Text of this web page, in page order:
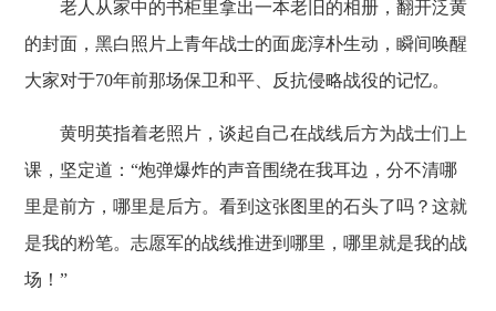
老人从家中的书柜里拿出一本老旧的相册，翻开泛黄
的封面，黑白照片上青年战士的面庞淳朴生动，瞬间唤醒
大家对于70年前那场保卫和平、反抗侵略战役的记忆。
黄明英指着老照片，谈起自己在战线后方为战士们上
课，坚定道：“炮弹爆炸的声音围绕在我耳边，分不清哪
里是前方，哪里是后方。看到这张图里的石头了吗？这就
是我的粉笔。志愿军的战线推进到哪里，哪里就是我的战
场！”